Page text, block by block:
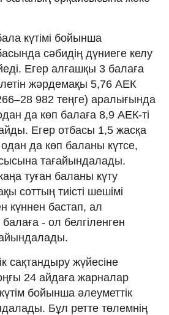
күтімі бойынша
сәбидің дүниеге келу
Егер алғашқы 3 балаға
жәрдемақы 5,76 АЕК
982 теңге) аралығында
да көп балаға 8,9 АЕК-ті
Егер отбасы 1,5 жасқа
одан да көп баланы күтсе,
тағайындалады.
туған баланы күту
соттың тиiстi шешiмi
күннен бастап, ал
- ол белгiленген
сақтандыру жүйесiне
24 айдаға жарналар
бойынша әлеуметтiк
Бұл ретте төлемнің